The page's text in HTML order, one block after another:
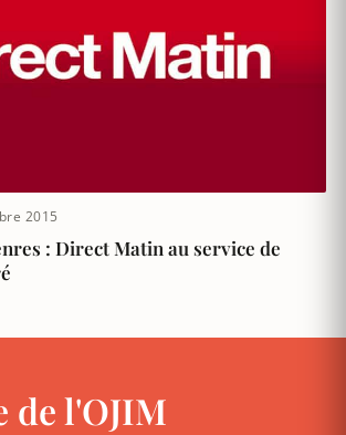
2015
: Direct Matin au service de
de l'OJIM